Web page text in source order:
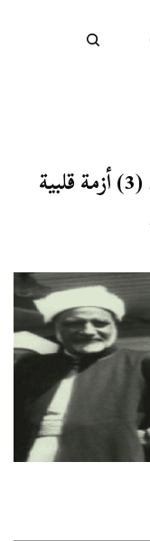
العشرة الأواخر من رمضان زمان (3) أزمة قلبية